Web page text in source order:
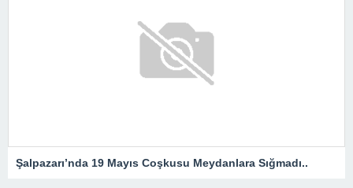
Şalpazarı’nda 19 Mayıs Coşkusu Meydanlara Sığmadı..